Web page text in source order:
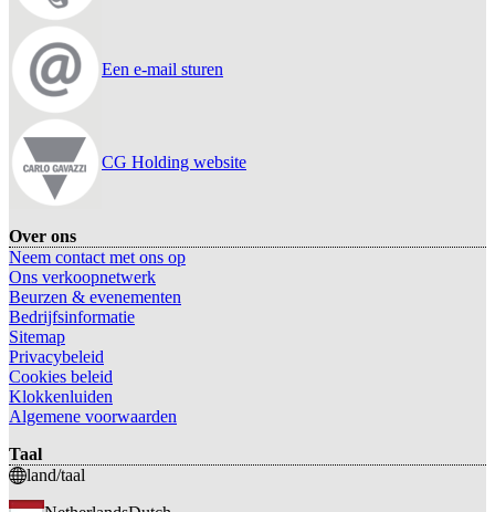
Een e-mail sturen
CG Holding website
Over ons
Neem contact met ons op
Ons verkoopnetwerk
Beurzen & evenementen
Bedrijfsinformatie
Sitemap
Privacybeleid
Cookies beleid
Klokkenluiden
Algemene voorwaarden
Taal
land/taal